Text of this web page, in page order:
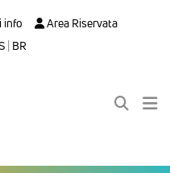
info
Area Riservata
| BR